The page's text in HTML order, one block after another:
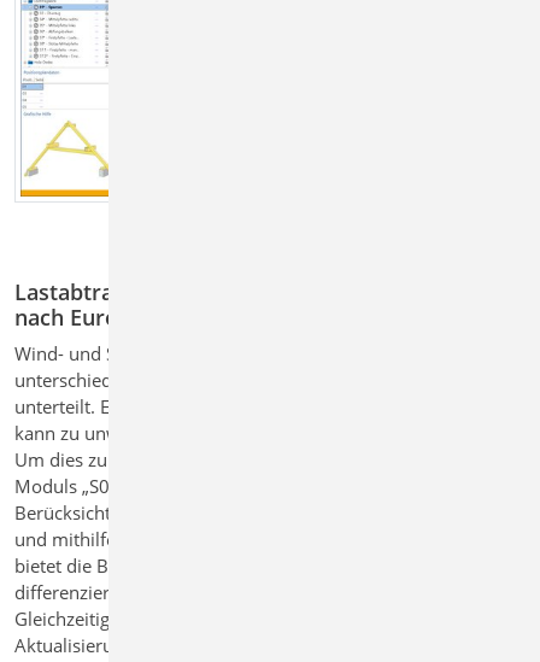
Lastabtrag Sonderfall Wind- und Schneelasten
nach Eurocode
Wind- und Schneelasten werden gemäß Eurocode in
unterschiedliche Lastbereiche entlang der Einleitungsfläche
unterteilt. Eine pauschale Übernahme der Maximalwerte
kann zu unwirtschaftlichen Bemessungsergebnissen führen.
Um dies zu vermeiden, können die Einwirkungen mithilfe des
Moduls „S031.de Wind- und Schneelasten“ gezielt, unter
Berücksichtigung der konkreten Lage im Bauwerk, ermittelt
und mithilfe des Lastabtrages übergeben werden. Damit
bietet die BauStatik auch eine Lösung um die Lasten
differenziert und lagespezifisch auf das Bauteil zu übertragen.
Gleichzeitig bleibt die zentrale Definition und automatische
Aktualisierung erhalten.